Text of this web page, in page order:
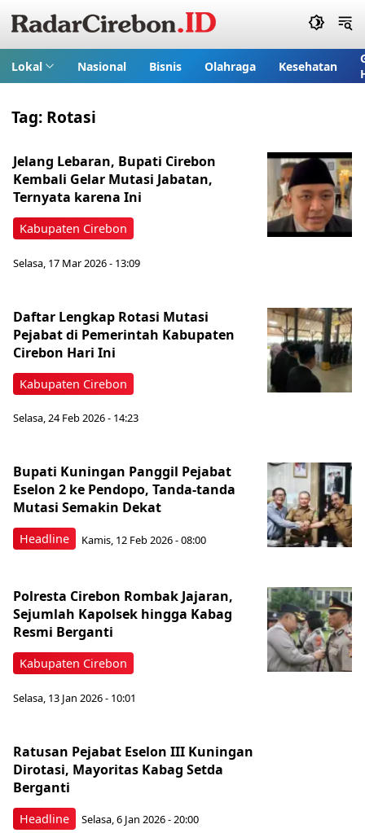
Lokal Nasional Bisnis Olahraga Kesehatan
Tag: Rotasi
Kabupaten Cirebon
Jelang Lebaran, Bupati Cirebon
Kembali Gelar Mutasi Jabatan,
Ternyata karena Ini
Selasa, 17 Mar 2026 - 13:09
Kabupaten Cirebon
Daftar Lengkap Rotasi Mutasi
Pejabat di Pemerintah Kabupaten
Cirebon Hari Ini
Selasa, 24 Feb 2026 - 14:23
Headline
Bupati Kuningan Panggil Pejabat
Eselon 2 ke Pendopo, Tanda-tanda
Mutasi Semakin Dekat
Kamis, 12 Feb 2026 - 08:00
Kabupaten Cirebon
Polresta Cirebon Rombak Jajaran,
Sejumlah Kapolsek hingga Kabag
Resmi Berganti
Selasa, 13 Jan 2026 - 10:01
Headline
Ratusan Pejabat Eselon III Kuningan
Dirotasi, Mayoritas Kabag Setda
Berganti
Selasa, 6 Jan 2026 - 20:00